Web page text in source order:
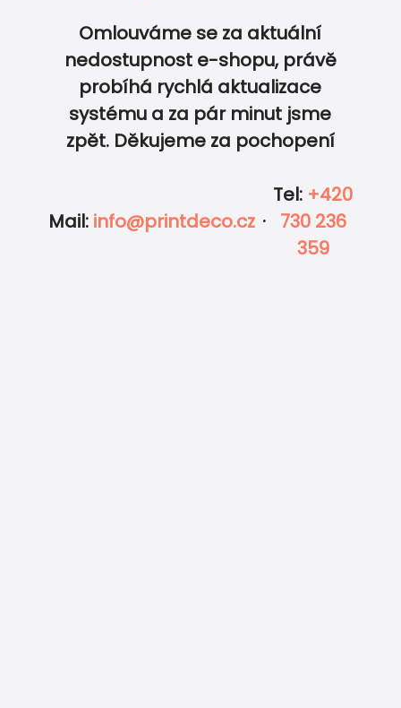
Omlouváme se za aktuální
nedostupnost e-shopu, právě
probíhá rychlá aktualizace
systému a za pár minut jsme
zpět. Děkujeme za pochopení
Mail: info@printdeco.cz ·
Tel: +420
730 236
359
Expresní tisk a rychlé doručení
Garance ceny a 100% kvality